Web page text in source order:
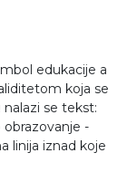
edukacije a
koja se
se tekst:
-
linija iznad koje